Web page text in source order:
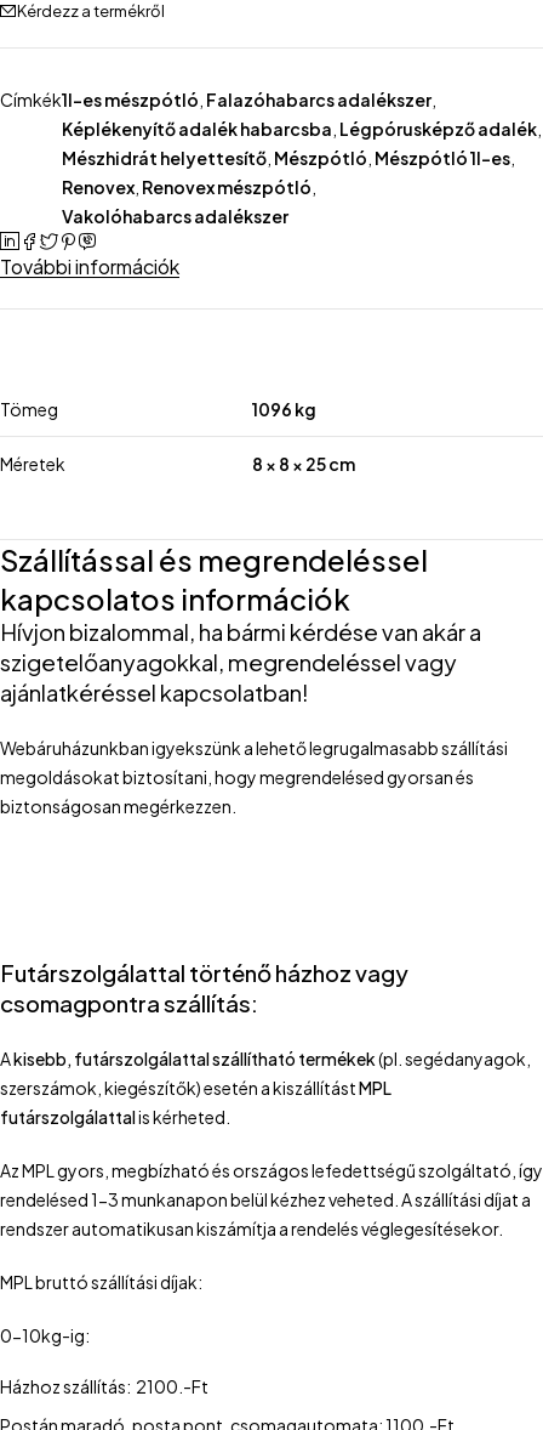
Kérdezz a termékről
Címkék1l-es mészpótló Falazóhabarcs adalékszer,
Képlékenyítő adalék habarcsba Légpórusképző adalék
Mészhidrát helyettesítő Mészpótló Mészpótló 1l-es
Renovex Renovex mészpótló
Vakolóhabarcs adalékszer
További információk
Tömeg 1096 kg
Méretek 8 × 8 × 25 cm
Szállítással és megrendeléssel
kapcsolatos információk
Hívjon bizalommal, ha bármi kérdése van akár a
szigetelőanyagokkal, megrendeléssel vagy
ajánlatkéréssel kapcsolatban!
Webáruházunkban igyekszünk a lehető legrugalmasabb szállítási
megoldásokat biztosítani, hogy megrendelésed gyorsan és
biztonságosan megérkezzen.
Futárszolgálattal történő házhoz vagy
csomagpontra szállítás:
Akisebb, futárszolgálattal szállítható termékek(pl. segédanyagok,
szerszámok, kiegészítők) esetén a kiszállítástMPL
futárszolgálattalis kérheted.
Az MPL gyors, megbízható és országos lefedettségű szolgáltató, így
rendelésed 1-3 munkanapon belül kézhez veheted. A szállítási díjat a
rendszer automatikusan kiszámítja a rendelés véglegesítésekor.
MPL bruttó szállítási díjak:
0-10kg-ig:
Házhoz szállítás: 2100.-Ft
Postán maradó, posta pont, csomagautomata: 1100.-Ft